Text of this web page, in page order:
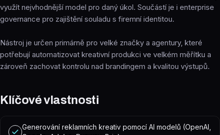
využít nejvhodnější model pro daný úkol. Součástí je i enterprise
governance pro zajištění souladu s firemní identitou.
Nástroj je určen primárně pro velké značky a agentury, které
potřebují automatizovat kreativní produkci ve velkém měřítku a
zároveň zachovat kontrolu nad brandingem a kvalitou výstupů.
Klíčové vlastnosti
Generování reklamních kreativ pomocí AI modelů (OpenAI,